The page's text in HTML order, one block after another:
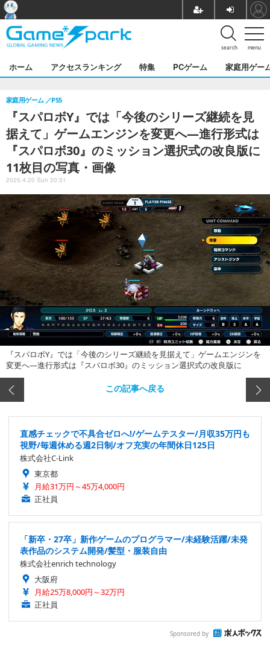
menu
search
ホーム アクセスランキング 特集 PCゲーム 家庭用ゲー
『スパロボY』では「今後のシリーズ継続を見
据えて」ゲームエンジンを変更へ―進行形式は
『スパロボ30』のミッション選択式の改良版に
11枚目の写真・画像
家庭用ゲーム PS5
2025.4.20 Sun 20:51
『スパロボY』では「今後のシリーズ継続を見据えて」ゲームエンジンを
変更へ―進行形式は『スパロボ30』のミッション選択式の改良版に
この記事へ戻る
直感チェックで不具合ゼロへ!/ゲームテスター/月収35万円も
視野/毎週休める週2日制/オフ充実の年間休日125日
株式会社C-Link
東京都
月給31万円～45万4,000円
正社員
「新卒・27卒」新作ゲームのプログラマー/未経験活躍/未発
表作品のシステム開発/髪型・服装自由
株式会社enrich technology
大阪府
月給25万8,000円～32万円
正社員
Sponsored by